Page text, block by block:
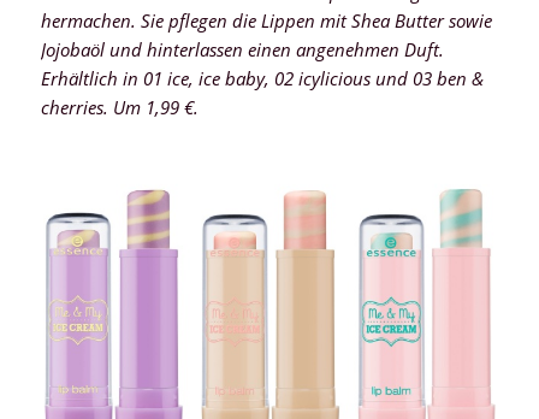
hermachen. Sie pflegen die Lippen mit Shea Butter sowie
Jojobaöl und hinterlassen einen angenehmen Duft.
Erhältlich in 01 ice, ice baby, 02 icylicious und 03 ben &
cherries. Um 1,99 €.